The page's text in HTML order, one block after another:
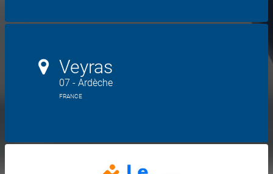
Veyras
07 - Ardèche
FRANCE